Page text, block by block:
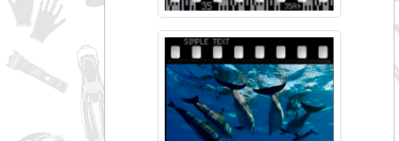
от
до
грн